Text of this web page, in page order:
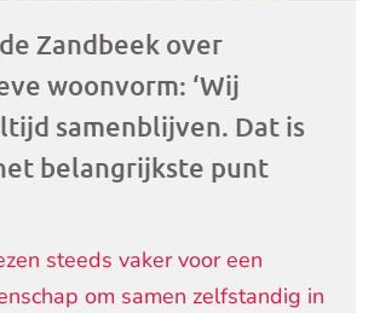
Zandbeek over
woonvorm: ‘Wij
samenblijven. Dat is
belangrijkste punt
steeds vaker voor een
om samen zelfstandig in